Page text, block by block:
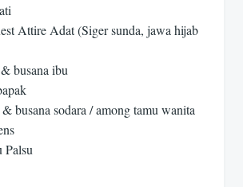
Attire Adat (Siger sunda, jawa hijab
busana ibu
busana sodara / among tamu wanita
Palsu